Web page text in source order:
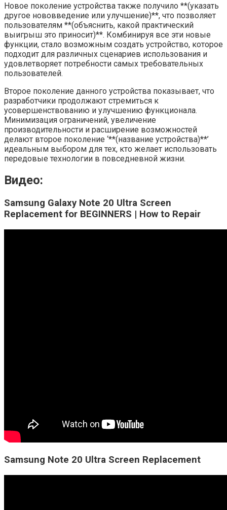
Новое поколение устройства также получило **(указать
другое нововведение или улучшение)**, что позволяет
пользователям **(объяснить, какой практический
выигрыш это приносит)**. Комбинируя все эти новые
функции, стало возможным создать устройство, которое
подходит для различных сценариев использования и
удовлетворяет потребности самых требовательных
пользователей.
Второе поколение данного устройства показывает, что
разработчики продолжают стремиться к
усовершенствованию и улучшению функционала.
Минимизация ограничений, увеличение
производительности и расширение возможностей
делают второе поколение ‘**(название устройства)**’
идеальным выбором для тех, кто желает использовать
передовые технологии в повседневной жизни.
Видео:
Samsung Galaxy Note 20 Ultra Screen
Replacement for BEGINNERS | How to Repair
Samsung Note 20 Ultra Screen Replacement